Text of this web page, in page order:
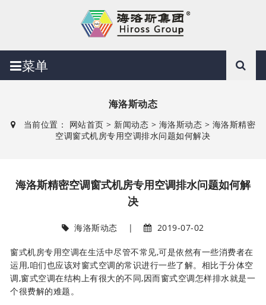
菜单
海洛斯动态
当前位置： 网站首页 > 新闻动态 > 海洛斯动态 > 海洛斯精密
空调窗式机房专用空调排水问题如何解决
海洛斯精密空调窗式机房专用空调排水问题如何解
决
海洛斯动态 | 2019-07-02
窗式机房专用空调在生活中尽管不常见,可是依然有一些消费者在
运用,咱们也应该对窗式空调的常识进行一些了解。相比于分体空
调,窗式空调在结构上有很大的不同,因而窗式空调怎样排水就是一
个很费解的难题。